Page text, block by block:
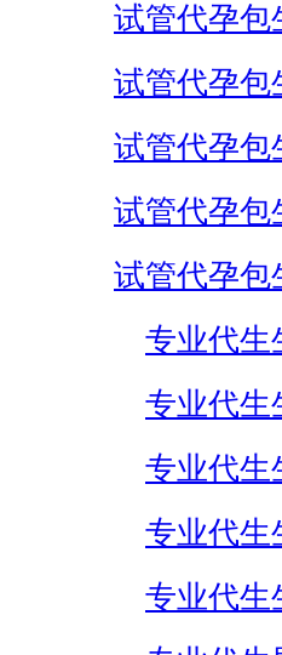
试管代孕包
试管代孕包
试管代孕包
试管代孕包
试管代孕包
专业代生
专业代生
专业代生
专业代生
专业代生